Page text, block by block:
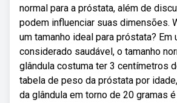
normal para a próstata, além de
podem influenciar suas dimensões.
um tamanho ideal para próstata? Em
considerado saudável, o tamanho
glândula costuma ter 3 centímetros
tabela de peso da próstata por
da glândula em torno de 20 gramas